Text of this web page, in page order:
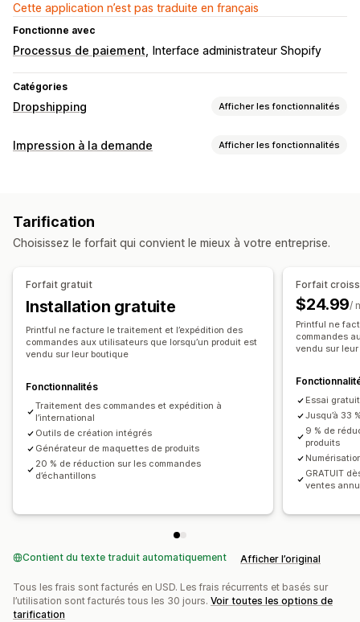
Cette application n’est pas traduite en français
Fonctionne avec
Processus de paiement Interface administrateur Shopify
Catégories
Dropshipping Afficher les fonctionnalités
Les produits que vous pouvez vendre
Emplacements d’approvisionnement
États-Unis
Impression à la demande Afficher les fonctionnalités
Outils de conception
Encarts informatifs
Broderie
Verres et tasses Cadeaux pour les fêtes
Décoration d’intérieur
Éco-responsable
Options d’expédition
Étiquette anonyme Expédition groupée
Expédition personnalisée Expédition économique
Traitement des commandes à l’international
Tarification
Choisissez le forfait qui convient le mieux à votre entreprise.
Forfait gratuit
Installation gratuite
Printful ne facture le traitement et l’expédition des
commandes aux utilisateurs que lorsqu’un produit est
vendu sur leur boutique
Fonctionnalités
Traitement des commandes et expédition à
l’international
Outils de création intégrés
Générateur de maquettes de produits
20 % de réduction sur les commandes
d’échantillons
Forfait
$24.99/
Printful ne
commandes
vendu sur
Essai
Jusqu’à 33
9 % de
produits
GRATUIT
ventes
Contient du texte traduit automatiquement Afficher l’original
Tous les frais sont facturés en USD. Les frais récurrents et basés sur
l’utilisation sont facturés tous les 30 jours. Voir toutes les options de
tarification